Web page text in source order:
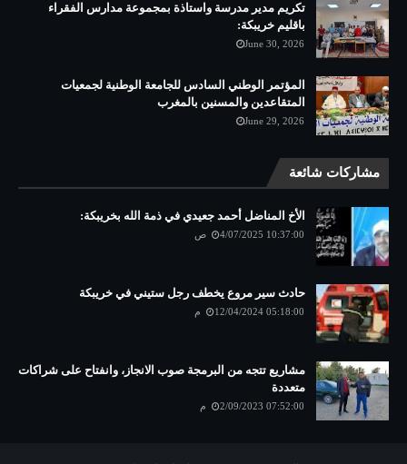
تكريم مدير مدرسة واستاذة بمجموعة مدارس الفقراء
باقليم خريبكة:
June 30, 2026
المؤتمر الوطني السادس للجامعة الوطنية لجمعيات
المتقاعدين والمسنين بالمغرب
June 29, 2026
مشاركات شائعة
الأخ المناضل أحمد جعيدي في ذمة الله بخريبكة:
4/07/2025 10:37:00 ص
حادث سير مروع يخطف رجل ستيني في خريبكة
12/04/2024 05:18:00 م
مشاريع تتجه من البرمجة صوب الانجاز، وانفتاح على شراكات
متعددة
2/09/2023 07:52:00 م